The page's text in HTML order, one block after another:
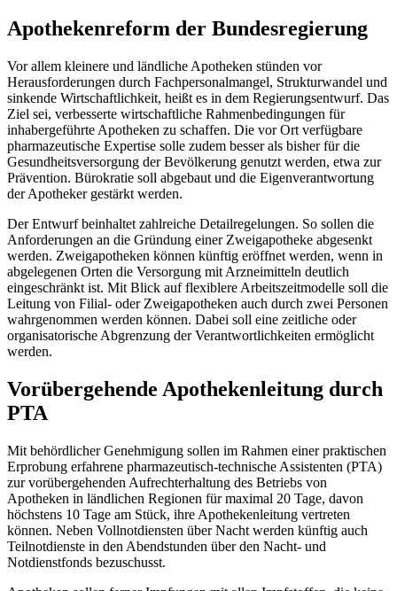
Apothekenreform der Bundesregierung
Vor allem kleinere und ländliche Apotheken stünden vor
Herausforderungen durch Fachpersonalmangel, Strukturwandel und
sinkende Wirtschaftlichkeit, heißt es in dem Regierungsentwurf. Das
Ziel sei, verbesserte wirtschaftliche Rahmenbedingungen für
inhabergeführte Apotheken zu schaffen. Die vor Ort verfügbare
pharmazeutische Expertise solle zudem besser als bisher für die
Gesundheitsversorgung der Bevölkerung genutzt werden, etwa zur
Prävention. Bürokratie soll abgebaut und die Eigenverantwortung
der Apotheker gestärkt werden.
Der Entwurf beinhaltet zahlreiche Detailregelungen. So sollen die
Anforderungen an die Gründung einer Zweigapotheke abgesenkt
werden. Zweigapotheken können künftig eröffnet werden, wenn in
abgelegenen Orten die Versorgung mit Arzneimitteln deutlich
eingeschränkt ist. Mit Blick auf flexiblere Arbeitszeitmodelle soll die
Leitung von Filial- oder Zweigapotheken auch durch zwei Personen
wahrgenommen werden können. Dabei soll eine zeitliche oder
organisatorische Abgrenzung der Verantwortlichkeiten ermöglicht
werden.
Vorübergehende Apothekenleitung durch
PTA
Mit behördlicher Genehmigung sollen im Rahmen einer praktischen
Erprobung erfahrene pharmazeutisch-technische Assistenten (PTA)
zur vorübergehenden Aufrechterhaltung des Betriebs von
Apotheken in ländlichen Regionen für maximal 20 Tage, davon
höchstens 10 Tage am Stück, ihre Apothekenleitung vertreten
können. Neben Vollnotdiensten über Nacht werden künftig auch
Teilnotdienste in den Abendstunden über den Nacht- und
Notdienstfonds bezuschusst.